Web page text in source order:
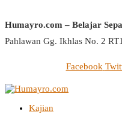
Humayro.com – Belajar
Pahlawan Gg. Ikhlas No. 2
Facebook
Kajian